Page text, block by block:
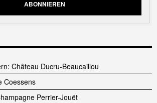
Château Ducru-Beaucaillou
Coessens
Perrier-Jouët